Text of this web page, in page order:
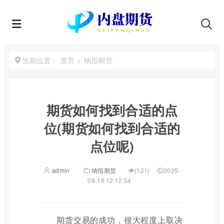
当前位置： 首页 > 纳指期货
期货如何找到合适的点
位(期货如何找到合适的
点位呢)
admin 纳指期货 (121)
2025-
08-16 12:12:54
期货交易的成功，很大程度上取决